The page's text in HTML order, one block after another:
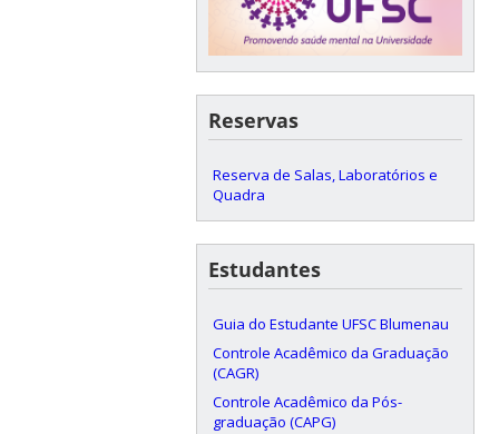
Reservas
Reserva de Salas, Laboratórios e
Quadra
Estudantes
Guia do Estudante UFSC Blumenau
Controle Acadêmico da Graduação
(CAGR)
Controle Acadêmico da Pós-
graduação (CAPG)